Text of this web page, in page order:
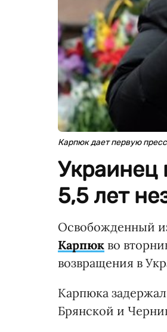
Карпюк дает первую
Украинец
5,5 лет
Освобожденный
Карпюк во
возвращения в
Карпюка
Брянской и